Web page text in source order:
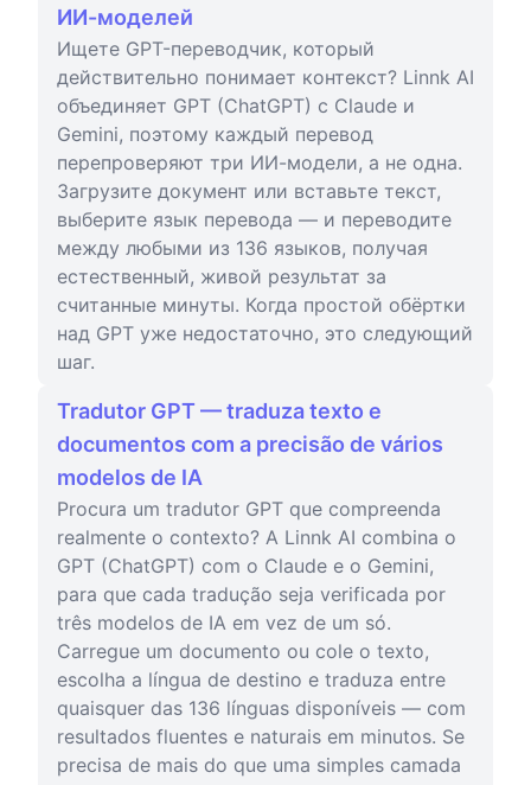
ИИ-моделей
Ищете GPT-переводчик, который
действительно понимает контекст? Linnk AI
объединяет GPT (ChatGPT) с Claude и
Gemini, поэтому каждый перевод
перепроверяют три ИИ-модели, а не одна.
Загрузите документ или вставьте текст,
выберите язык перевода — и переводите
между любыми из 136 языков, получая
естественный, живой результат за
считанные минуты. Когда простой обёртки
над GPT уже недостаточно, это следующий
шаг.
Tradutor GPT — traduza texto e
documentos com a precisão de vários
modelos de IA
Procura um tradutor GPT que compreenda
realmente o contexto? A Linnk AI combina o
GPT (ChatGPT) com o Claude e o Gemini,
para que cada tradução seja verificada por
três modelos de IA em vez de um só.
Carregue um documento ou cole o texto,
escolha a língua de destino e traduza entre
quaisquer das 136 línguas disponíveis — com
resultados fluentes e naturais em minutos. Se
precisa de mais do que uma simples camada